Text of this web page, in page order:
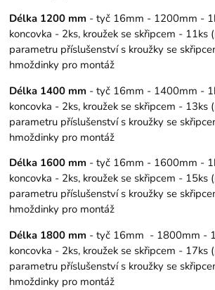
Délka 1200 mm - tyč 16mm - 1200mm -
koncovka - 2ks, kroužek se skřipcem - 11ks
parametru příslušenství s kroužky se
hmoždinky pro montáž
Délka 1400 mm - tyč 16mm - 1400mm -
koncovka - 2ks, kroužek se skřipcem - 13ks
parametru příslušenství s kroužky se
hmoždinky pro montáž
Délka 1600 mm - tyč 16mm - 1600mm -
koncovka - 2ks, kroužek se skřipcem - 15ks
parametru příslušenství s kroužky se
hmoždinky pro montáž
Délka 1800 mm - tyč 16mm - 1800mm -
koncovka - 2ks, kroužek se skřipcem - 17ks
parametru příslušenství s kroužky se
hmoždinky pro montáž